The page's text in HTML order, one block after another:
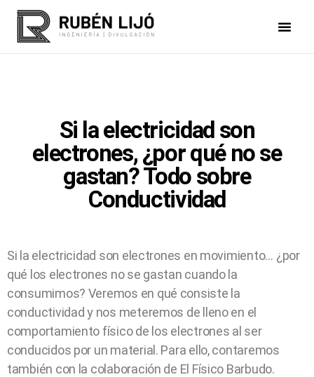
Si la electricidad son
electrones, ¿por qué no se
gastan? Todo sobre
Conductividad
Si la electricidad son electrones en movimiento… ¿por
qué los electrones no se gastan cuando la
consumimos? Veremos en qué consiste la
conductividad y nos meteremos de lleno en el
comportamiento físico de los electrones al ser
conducidos por un material. Para ello, contaremos
también con la colaboración de El Físico Barbudo.